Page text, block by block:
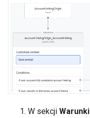
W sekcji Warunki